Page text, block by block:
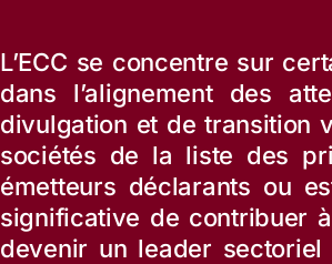
L’ECC se concentre sur
dans l’alignement des
divulgation et de transition
sociétés de la liste des
émetteurs déclarants ou
significative de contribuer
devenir un leader